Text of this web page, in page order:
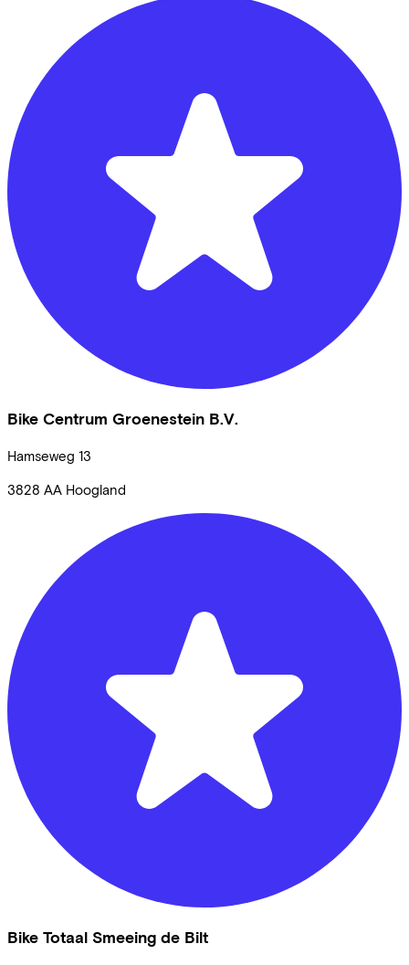
Bike Centrum Groenestein B.V.
Hamseweg 13
3828 AA Hoogland
Bike Totaal Smeeing de Bilt